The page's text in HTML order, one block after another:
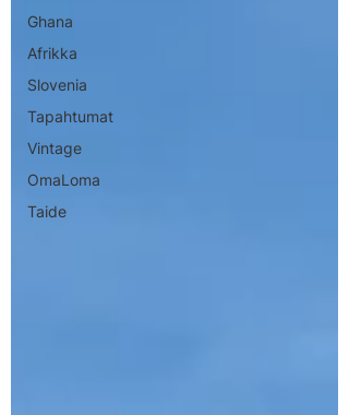
Ghana
Afrikka
Slovenia
Tapahtumat
Vintage
OmaLoma
Taide